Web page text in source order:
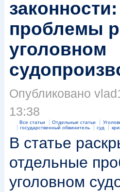
проблемы
уголовном
Опубликовано
13:38
Все статьи Отдельные статьи
государственный обвинитель
суд
В статье
отдельные
уголовном